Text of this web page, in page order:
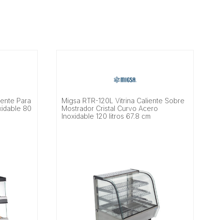
Para
80
Migsa RTR-120L Vitrina Caliente Sobre
Mostrador Cristal Curvo Acero
Inoxidable 120 litros 67.8 cm